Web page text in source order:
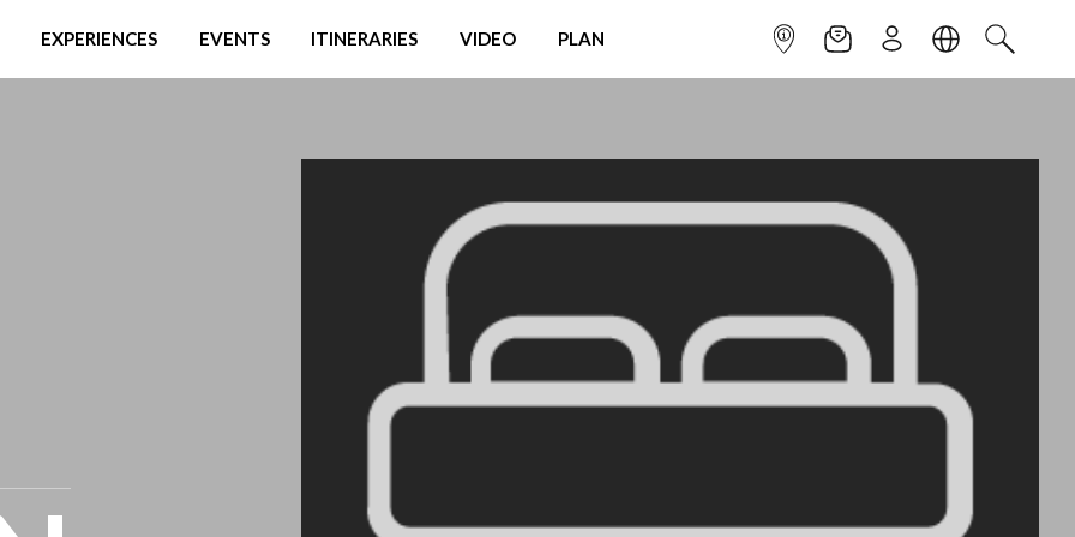
EXPERIENCES EVENTS ITINERARIES VIDEO PLAN INFOPOINTNEWSLETTER
SIGN UPLANGUAGE
SEARCH